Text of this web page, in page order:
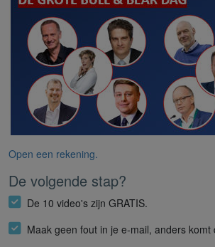
Open een rekening.
De volgende stap?
De 10 video's zijn GRATIS.
Maak geen fout in je e-mail, anders komt